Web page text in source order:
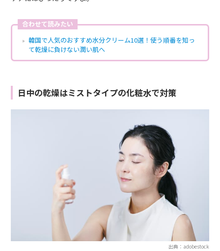
合わせて読みたい
韓国で人気のおすすめ水分クリーム10選！使う順番を知っ
て乾燥に負けない潤い肌へ
日中の乾燥はミストタイプの化粧水で対策
出典：adobestock